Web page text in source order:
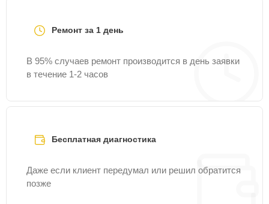
Ремонт за 1 день
В 95% случаев ремонт производится в день заявки
в течение 1-2 часов
Бесплатная диагностика
Даже если клиент передумал или решил обратится
позже